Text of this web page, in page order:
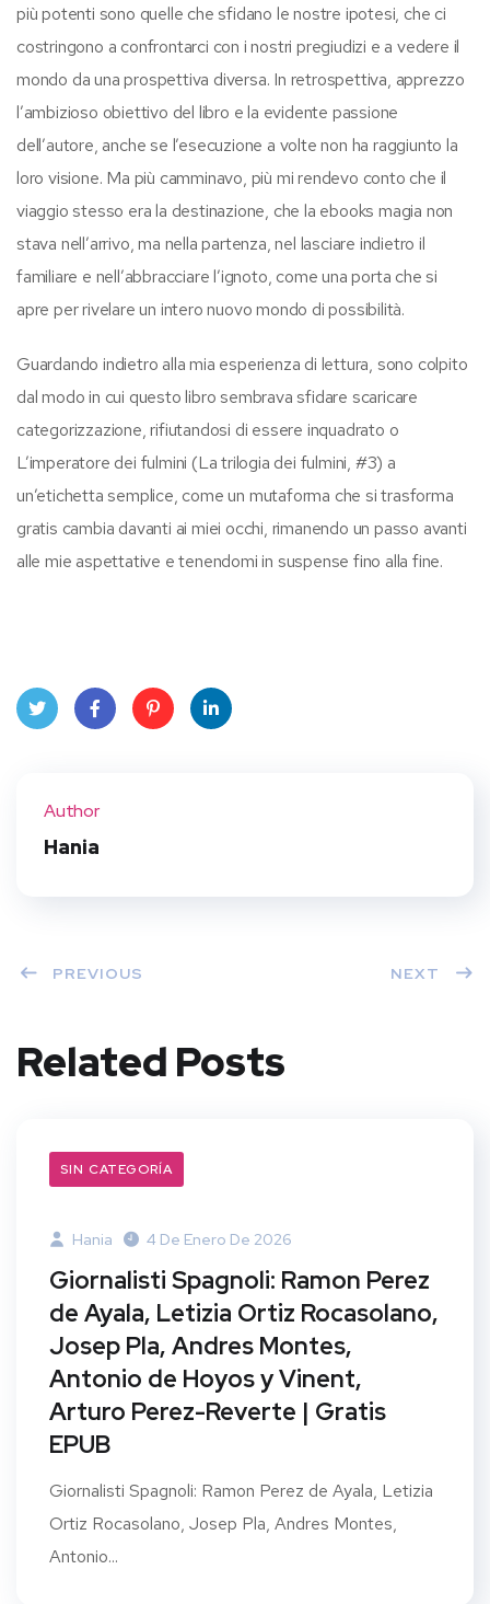
più potenti sono quelle che sfidano le nostre ipotesi, che ci
costringono a confrontarci con i nostri pregiudizi e a vedere il
mondo da una prospettiva diversa. In retrospettiva, apprezzo
l’ambizioso obiettivo del libro e la evidente passione
dell’autore, anche se l’esecuzione a volte non ha raggiunto la
loro visione. Ma più camminavo, più mi rendevo conto che il
viaggio stesso era la destinazione, che la ebooks magia non
stava nell’arrivo, ma nella partenza, nel lasciare indietro il
familiare e nell’abbracciare l’ignoto, come una porta che si
apre per rivelare un intero nuovo mondo di possibilità.
Guardando indietro alla mia esperienza di lettura, sono colpito
dal modo in cui questo libro sembrava sfidare scaricare
categorizzazione, rifiutandosi di essere inquadrato o
L’imperatore dei fulmini (La trilogia dei fulmini, #3) a
un’etichetta semplice, come un mutaforma che si trasforma
gratis cambia davanti ai miei occhi, rimanendo un passo avanti
alle mie aspettative e tenendomi in suspense fino alla fine.
Author
Hania
PREVIOUS NEXT
Related Posts
SIN CATEGORÍA
Hania 4 De Enero De 2026
Giornalisti Spagnoli: Ramon Perez
de Ayala, Letizia Ortiz Rocasolano,
Josep Pla, Andres Montes,
Antonio de Hoyos y Vinent,
Arturo Perez-Reverte | Gratis
EPUB
Giornalisti Spagnoli: Ramon Perez de Ayala, Letizia
Ortiz Rocasolano, Josep Pla, Andres Montes,
Antonio...